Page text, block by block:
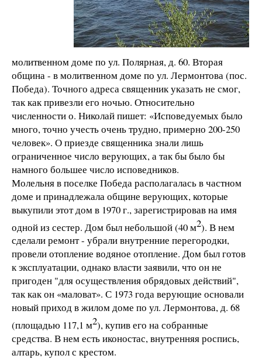
молитвенном доме по ул. Полярная, д. 60. Вторая
община - в молитвенном доме по ул. Лермонтова (пос.
Победа). Точного адреса священник указать не смог,
так как привезли его ночью. Относительно
численности о. Николай пишет: «Исповедуемых было
много, точно учесть очень трудно, примерно 200-250
человек». О приезде священника знали лишь
ограниченное число верующих, а так бы было бы
намного большее число исповедников.
Молельня в поселке Победа располагалась в частном
доме и принадлежала общине верующих, которые
выкупили этот дом в 1970 г., зарегистрировав на имя
одной из сестер. Дом был небольшой (40 м2). В нем
сделали ремонт - убрали внутренние перегородки,
провели отопление водяное отопление. Дом был готов
к эксплуатации, однако власти заявили, что он не
пригоден "для осуществления обрядовых действий",
так как он «маловат». С 1973 года верующие основали
новый приход в жилом доме по ул. Лермонтова, д. 68
(площадью 117,1 м2), купив его на собранные
средства. В нем есть иконостас, внутренняя роспись,
алтарь, купол с крестом.